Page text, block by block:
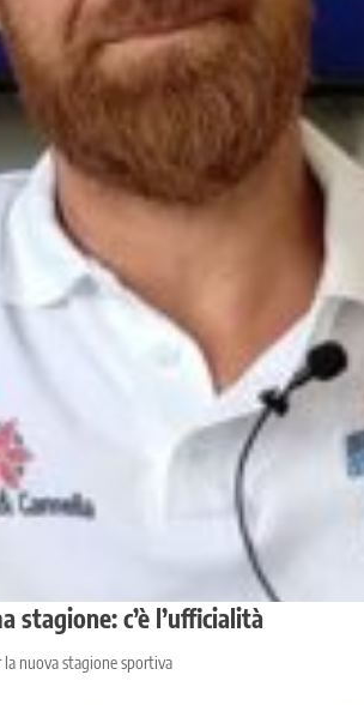
stagione: c’è l’ufficialità
nuova stagione sportiva